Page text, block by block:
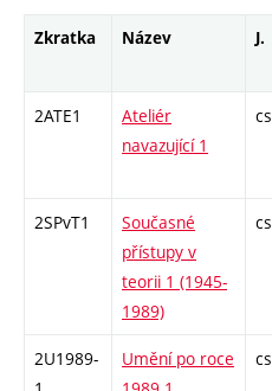
Zkratka Název J.
2ATE1
Ateliér
navazující 1
cs
2SPvT1
Současné
přístupy v
teorii 1 (1945-
1989)
cs
2U1989-
Umění po roce
cs